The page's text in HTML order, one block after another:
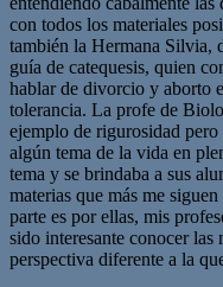
con todos los materiales
también la Hermana Silvia,
guía de catequesis, quien
hablar de divorcio y aborto
tolerancia. La profe de
ejemplo de rigurosidad
algún tema de la vida en
tema y se brindaba a sus
materias que más me
parte es por ellas, mis
sido interesante conocer las
perspectiva diferente a la